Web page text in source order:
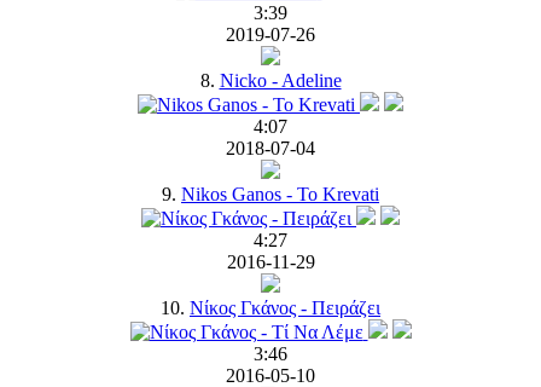
3:39
2019-07-26
8. Nicko - Adeline
4:07
2018-07-04
9. Nikos Ganos - To Krevati
4:27
2016-11-29
10. Νίκος Γκάνος - Πειράζει
3:46
2016-05-10